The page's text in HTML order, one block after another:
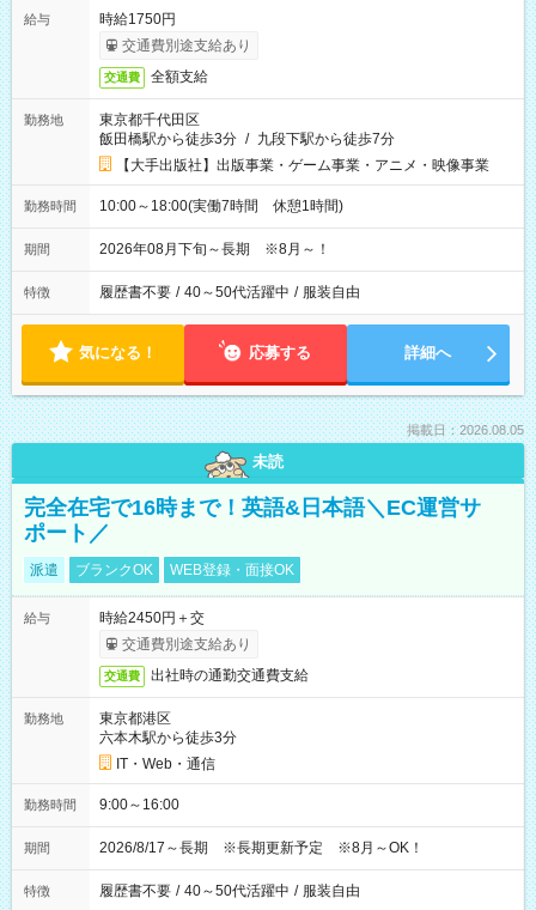
給与
時給1750円
交通費別途支給あり
交通費 全額支給
勤務地
東京都千代田区
飯田橋駅から徒歩3分 / 九段下駅から徒歩7分
【大手出版社】出版事業・ゲーム事業・アニメ・映像事業
勤務時間 10:00～18:00(実働7時間 休憩1時間)
期間 2026年08月下旬～長期 ※8月～！
特徴 履歴書不要 / 40～50代活躍中 / 服装自由
気になる！ 応募する 詳細へ
掲載日：2026.08.05
未読
完全在宅で16時まで！英語&日本語＼EC運営サ
ポート／
派遣 ブランクOK WEB登録・面接OK
給与
時給2450円＋交
交通費別途支給あり
交通費 出社時の通勤交通費支給
勤務地
東京都港区
六本木駅から徒歩3分
IT・Web・通信
勤務時間 9:00～16:00
期間 2026/8/17～長期 ※長期更新予定 ※8月～OK！
特徴 履歴書不要 / 40～50代活躍中 / 服装自由